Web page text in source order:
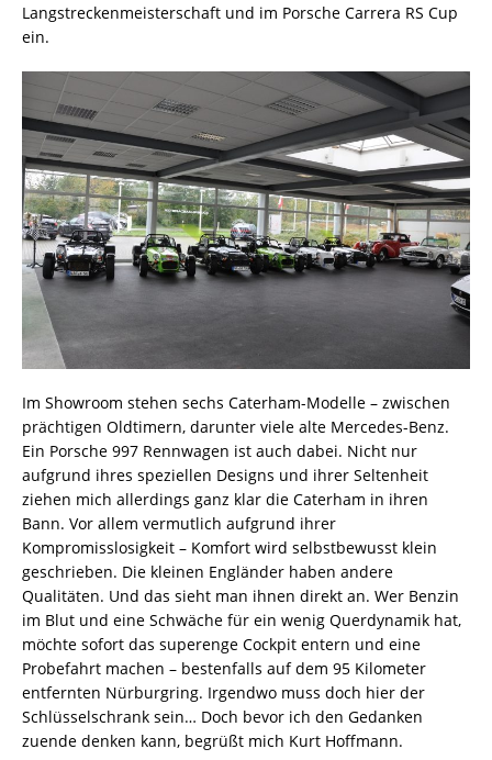
Langstreckenmeisterschaft und im Porsche Carrera RS Cup
ein.
Im Showroom stehen sechs Caterham-Modelle – zwischen
prächtigen Oldtimern, darunter viele alte Mercedes-Benz.
Ein Porsche 997 Rennwagen ist auch dabei. Nicht nur
aufgrund ihres speziellen Designs und ihrer Seltenheit
ziehen mich allerdings ganz klar die Caterham in ihren
Bann. Vor allem vermutlich aufgrund ihrer
Kompromisslosigkeit – Komfort wird selbstbewusst klein
geschrieben. Die kleinen Engländer haben andere
Qualitäten. Und das sieht man ihnen direkt an. Wer Benzin
im Blut und eine Schwäche für ein wenig Querdynamik hat,
möchte sofort das superenge Cockpit entern und eine
Probefahrt machen – bestenfalls auf dem 95 Kilometer
entfernten Nürburgring. Irgendwo muss doch hier der
Schlüsselschrank sein… Doch bevor ich den Gedanken
zuende denken kann, begrüßt mich Kurt Hoffmann.